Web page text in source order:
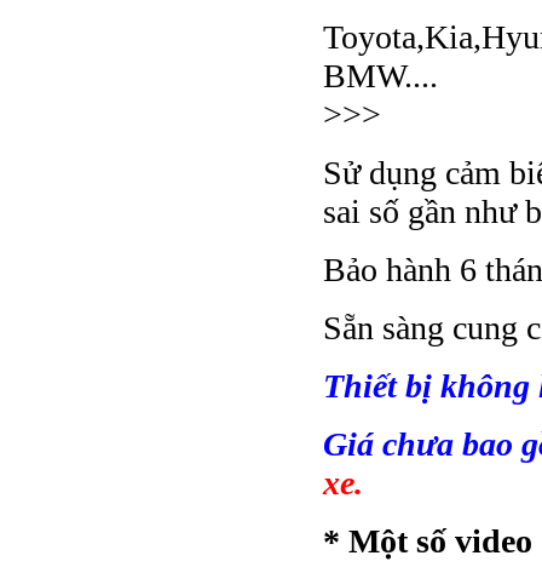
BMW....
>>>
Sử dụng cảm
sai số gần như
Bảo hành 6
Sẵn sàng cung
Thiết bị không
Giá chưa bao
xe.
* Một số